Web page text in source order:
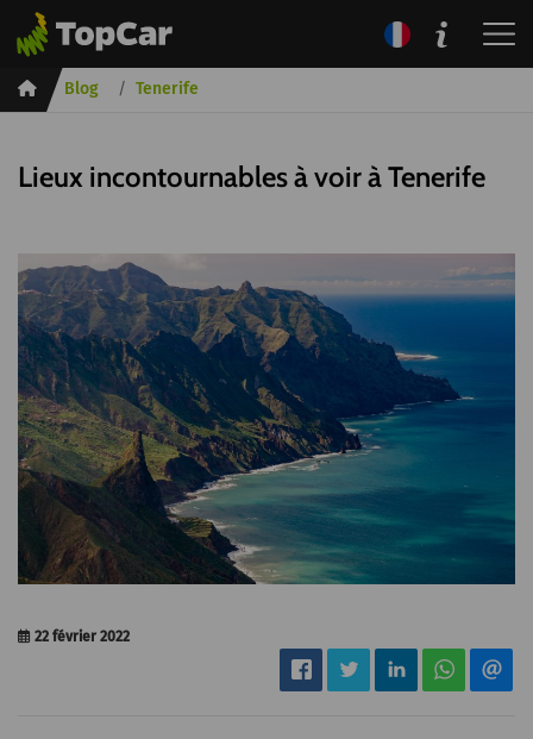
InicioBlog Tenerife
Lieux incontournables à voir à Tenerife
22 février 2022